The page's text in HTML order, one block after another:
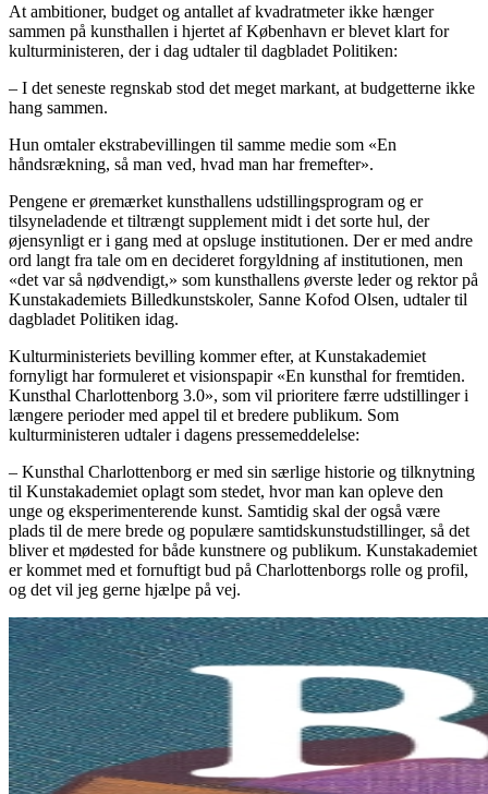
At ambitioner, budget og antallet af kvadratmeter ikke hænger
sammen på kunsthallen i hjertet af København er blevet klart for
kulturministeren, der i dag udtaler til dagbladet Politiken:
– I det seneste regnskab stod det meget markant, at budgetterne ikke
hang sammen.
Hun omtaler ekstrabevillingen til samme medie som «En
håndsrækning, så man ved, hvad man har fremefter».
Pengene er øremærket kunsthallens udstillingsprogram og er
tilsyneladende et tiltrængt supplement midt i det sorte hul, der
øjensynligt er i gang med at opsluge institutionen. Der er med andre
ord langt fra tale om en decideret forgyldning af institutionen, men
«det var så nødvendigt,» som kunsthallens øverste leder og rektor på
Kunstakademiets Billedkunstskoler, Sanne Kofod Olsen, udtaler til
dagbladet Politiken idag.
Kulturministeriets bevilling kommer efter, at Kunstakademiet
fornyligt har formuleret et visionspapir «En kunsthal for fremtiden.
Kunsthal Charlottenborg 3.0», som vil prioritere færre udstillinger i
længere perioder med appel til et bredere publikum. Som
kulturministeren udtaler i dagens pressemeddelelse:
– Kunsthal Charlottenborg er med sin særlige historie og tilknytning
til Kunstakademiet oplagt som stedet, hvor man kan opleve den
unge og eksperimenterende kunst. Samtidig skal der også være
plads til de mere brede og populære samtidskunstudstillinger, så det
bliver et mødested for både kunstnere og publikum. Kunstakademiet
er kommet med et fornuftigt bud på Charlottenborgs rolle og profil,
og det vil jeg gerne hjælpe på vej.